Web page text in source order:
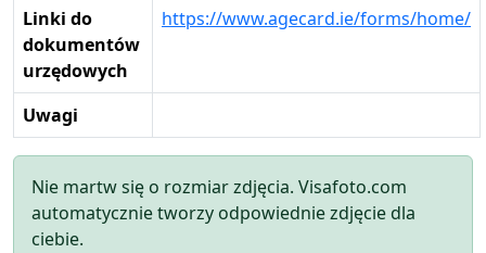
Linki do
dokumentów
urzędowych
https://www.agecard.ie/forms/home/
Uwagi
Nie martw się o rozmiar zdjęcia. Visafoto.com
automatycznie tworzy odpowiednie zdjęcie dla
ciebie.